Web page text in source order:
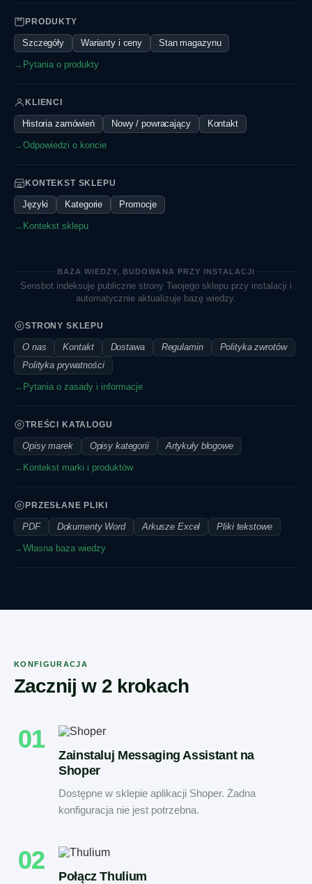
PRODUKTY
Szczegóły Warianty i ceny Stan magazynu
→ Pytania o produkty
KLIENCI
Historia zamówień Nowy / powracający Kontakt
→ Odpowiedzi o koncie
KONTEKST SKLEPU
Języki Kategorie Promocje
→ Kontekst sklepu
BAZA WIEDZY, BUDOWANA PRZY INSTALACJI
Sensbot indeksuje publiczne strony Twojego sklepu przy instalacji i
automatycznie aktualizuje bazę wiedzy.
STRONY SKLEPU
O nas Kontakt Dostawa Regulamin
Polityka zwrotów
Polityka prywatności
→ Pytania o zasady i informacje
TREŚCI KATALOGU
Opisy marek Opisy kategorii Artykuły blogowe
→ Kontekst marki i produktów
PRZESŁANE PLIKI
PDF Dokumenty Word Arkusze Excel Pliki tekstowe
→ Własna baza wiedzy
KONFIGURACJA
Zacznij w 2 krokach
01
Zainstaluj Messaging Assistant na
Shoper
Dostępne w sklepie aplikacji Shoper. Żadna
konfiguracja nie jest potrzebna.
02
Połącz Thulium